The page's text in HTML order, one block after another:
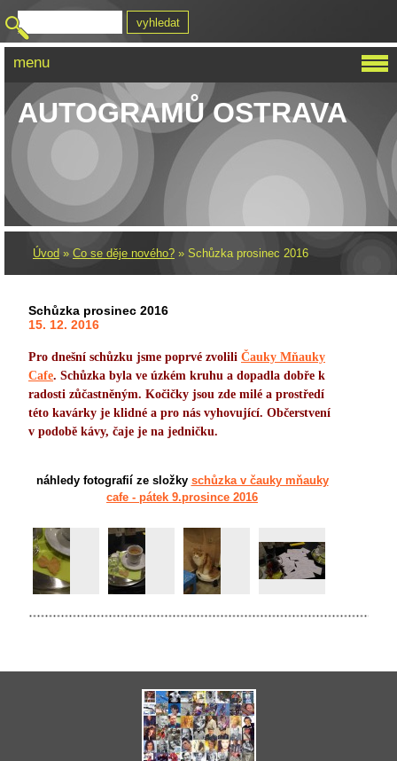
KLUB SBĚRATELŮ
AUTOGRAMŮ OSTRAVA
Úvod » Co se děje nového? » Schůzka prosinec 2016
Schůzka prosinec 2016
15. 12. 2016
Pro dnešní schůzku jsme poprvé zvolili Čauky Mňauky
Cafe. Schůzka byla ve úzkém kruhu a dopadla dobře k
radosti zůčastněným. Kočičky jsou zde milé a prostředí
této kavárky je klidné a pro nás vyhovující. Občerstvení
v podobě kávy, čaje je na jedničku.
náhledy fotografií ze složky schůzka v čauky mňauky
cafe - pátek 9.prosince 2016
menu